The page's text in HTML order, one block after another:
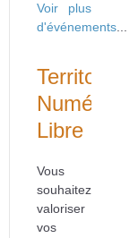
Voir plus
d'événements
Territoire
Numérique
Libre
Vous
souhaitez
valoriser
vos